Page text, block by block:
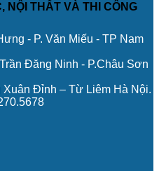
NỘI THẤT VÀ THI CÔNG
- P. Văn Miếu - TP Nam
Đăng Ninh - P.Châu Sơn
Đỉnh – Từ Liêm Hà Nội.